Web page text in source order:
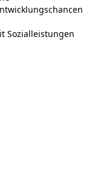
Sozialleistungen